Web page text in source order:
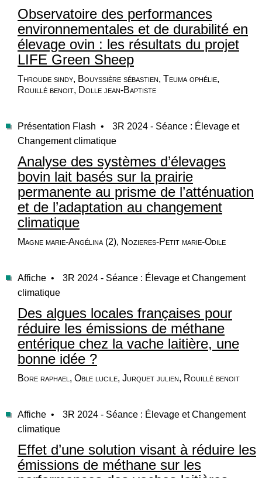
Observatoire des performances
environnementales et de durabilité en
élevage ovin : les résultats du projet
LIFE Green Sheep
Throude sindy, Bouyssière sébastien, Teuma ophélie,
Rouillé benoit, Dolle jean-Baptiste
Présentation Flash •
3R 2024 - Séance : Élevage et
Changement climatique
Analyse des systèmes d’élevages
bovin lait basés sur la prairie
permanente au prisme de l’atténuation
et de l’adaptation au changement
climatique
Magne marie-Angélina (2), Nozieres-Petit marie-Odile
Affiche •
3R 2024 - Séance : Élevage et Changement
climatique
Des algues locales françaises pour
réduire les émissions de méthane
entérique chez la vache laitière, une
bonne idée ?
Bore raphael, Oble lucile, Jurquet julien, Rouillé benoit
Affiche •
3R 2024 - Séance : Élevage et Changement
climatique
Effet d’une solution visant à réduire les
émissions de méthane sur les